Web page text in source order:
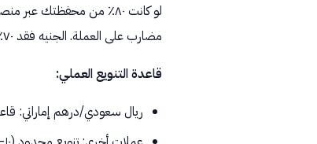
لو كانت ٨٠٪ من محفظتك
مضارب على العملة. الجنيه فقد ٧٠٪ من قيمته مقابل الدولار في السنوات العشر الأخيرة.
قاعدة التنويع العملي:
ريال سعودي/درهم إماراتي: قاعدة